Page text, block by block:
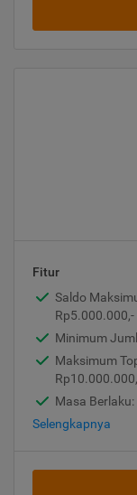
Fitur
Saldo
Minimum
Maksimum
Masa
Selengkapnya